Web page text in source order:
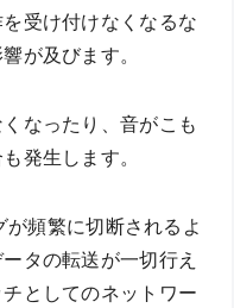
受け付けなくなるな
が及びます。
なったり、音がこも
発生します。
頻繁に切断されるよ
タの転送が一切行え
としてのネットワー